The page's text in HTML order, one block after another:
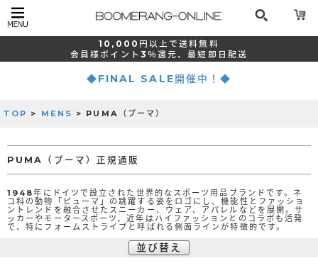
10,000 円以上で送料無料
会員様ポイント 3％還元、最短 即日配送
◆FINAL SALE開催中！◆
TOP > MENS > PUMA（プーマ）
PUMA（プーマ）正規通販
1948年にドイツで設立された世界的なスポーツ用品ブランドです。ネ
コ科の動物「ピューマ」の跳躍する姿をロゴにし、機能性とファッショ
ントレンドを融合させたスニーカー、ウェア、アパレルなどを展開。サ
ッカーやモータースポーツ、近年はハイファッションとのコラボも活発
で、特にフォームストライプと呼ばれる側面ラインが特徴的です。
並び替え